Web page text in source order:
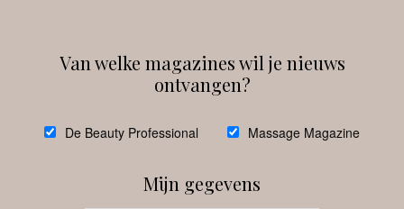
debeautyprofessional
Van welke magazines wil je nieuws
ontvangen?
De Beauty Professional Massage Magazine
Mijn gegevens